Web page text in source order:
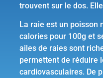
trouvent sur le dos.
La raie est un poisson
calories pour 100g et
ailes de raies sont
permettent de réduire
cardiovasculaires. De